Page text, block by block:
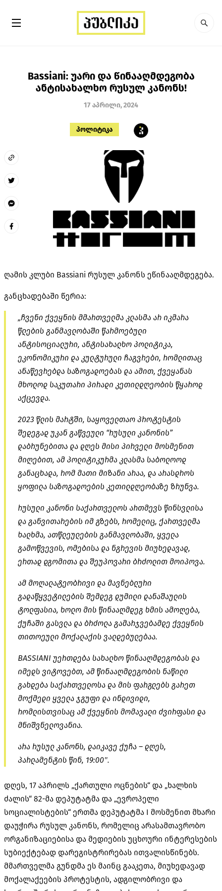
Bassiani: უარი და წინააღმდეგობა
ანტისახალხო რუსულ კანონს!
17 აპრილი, 2024
პოლიტიკა
ღამის კლუბი Bassiani რუსულ კანონს ეწინააღმდეგება.
განცხადებაში წერია:
„ჩვენი ქვეყნის მმართველმა კლასმა არ იკმარა
წლების განმავლობაში წარმოებული
ანტისოციალური, ანტისახალხო პოლიტიკა,
ეკონომიკური და კულტურული ჩაგვრები, რომლითაც
ანაწევრებდა საზოგადოებას და ამით, ქვეყანას
მხოლოდ საკუთარი პირადი კეთილდღეობის წყაროდ
აქცევდა.
2023 წლის მარტში, საყოველთაო პროტესტის
შედეგად უკან გაწვეული “რუსული კანონის”
დაბრუნებითა და დღეს მისი პირველი მოსმენით
მიღებით, ამ პოლიტიკურმა კლასმა საბოლოოდ
განაცხადა, რომ მათი მიზანი არაა, და არასდროს
ყოფილა საზოგადოების კეთილდღეობაზე ზრუნვა.
რუსული კანონი საქართველოს ართმევს წინსვლისა
და განვითარების იმ გზებს, რომელიც, ქართველმა
ხალხმა, ათწლეულების განმავლობაში, ყველა
გამოწვევის, ომებისა და ნგრევის მიუხედავად,
ერთად დგომითა და შეუპოვარი ბრძოლით მოიპოვა.
ამ მოღალატეობრივი და მავნებლური
გადაწყვეტილების შემდეგ დუმილი დანაშაულის
ტოლფასია, ხოლო მის წინააღმდეგ ხმის ამოღება,
ქუჩაში გასვლა და ბრძოლა გამარჯვებამდე ქვეყნის
თითოეული მოქალაქის ვალდებულებაა.
BASSIANI უერთდება სახალხო წინააღმდეგობას და
იმედს ვიტოვებთ, ამ წინააღმდეგობის ნაწილი
გახდება საქართველოსა და მის ფარგლებს გარეთ
მოქმედი ყველა ჯგუფი და ინდივიდი,
რომლისთვისაც ამ ქვეყნის მომავალი ძვირფასი და
მნიშვნელოვანია.
არა რუსულ კანონს, დაიკავე ქუჩა – დღეს,
პარლამენტის წინ, 19:00″.
დღეს, 17 აპრილს „ქართული ოცნების“ და „ხალხის
ძალის“ 82-მა დეპუტატმა და „ევროპელი
სოციალისტების“ ერთმა დეპუტატმა I მოსმენით მხარი
დაუჭირა რუსულ კანონს, რომელიც არასამთავრობო
ორგანიზაციებისა და მედიების უცხოური ინტერესების
სუბიექტებად დარეგისტრირებას ითვალისწინებს.
მმართველმა გუნდმა ეს მაინც გააკეთა, მიუხედავად
მოქალაქეების პროტესტის, ადგილობრივი და